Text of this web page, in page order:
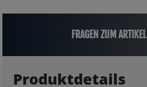
FRAGEN ZUM ARTIKEL
Produktdetails